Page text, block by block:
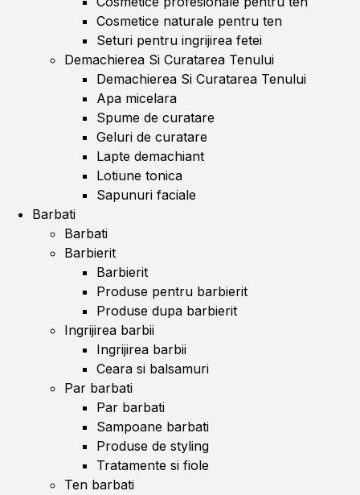
Cosmetice naturale pentru ten
Seturi pentru ingrijirea fetei
Demachierea Si Curatarea Tenului
Demachierea Si Curatarea Tenului
Apa micelara
Spume de curatare
Geluri de curatare
Lapte demachiant
Lotiune tonica
Sapunuri faciale
Barbati
Barbati
Barbierit
Barbierit
Produse pentru barbierit
Produse dupa barbierit
Ingrijirea barbii
Ingrijirea barbii
Ceara si balsamuri
Par barbati
Par barbati
Sampoane barbati
Produse de styling
Tratamente si fiole
Ten barbati